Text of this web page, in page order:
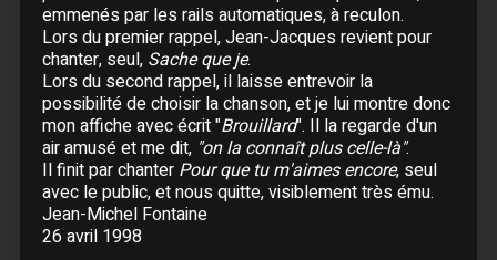
03 Août :Lyon- Théâtre de Fourvière
04 Août :Aix-les-Bains- Théâtre de Verdure
05 Août :Vienne- Théâtre Antique
07 Août :Nîmes- Arènes
08 Août :Nîmes- Arènes
09 Août :Fréjus
10 Août :Béziers- Arènes
11 Août : Béziers- Arènes
12 Août :
emmenés par les rails automatiques, à reculon.
Lors du premier rappel, Jean-Jacques revient pour
chanter, seul, Sache que je.
Lors du second rappel, il laisse entrevoir la
possibilité de choisir la chanson, et je lui montre donc
mon affiche avec écrit "Brouillard". Il la regarde d'un
air amusé et me dit, "on la connaît plus celle-là".
Il finit par chanter Pour que tu m'aimes encore, seul
avec le public, et nous quitte, visiblement très ému.
Jean-Michel Fontaine
26 avril 1998